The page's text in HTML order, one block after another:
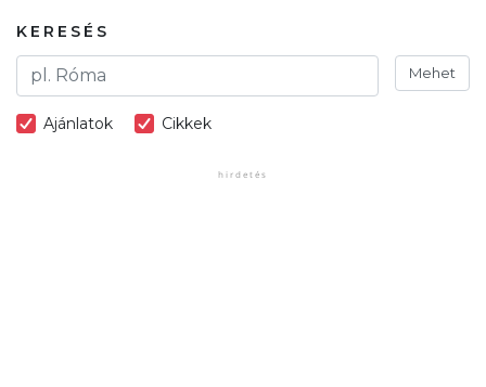
KERESÉS
Mehet
Ajánlatok Cikkek